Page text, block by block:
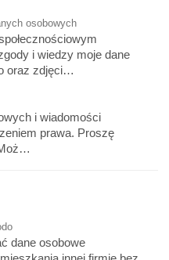
osobowych
i wiedzy moje dane
oraz zdjęci…
i wiadomości
prawa. Proszę
dane osobowe